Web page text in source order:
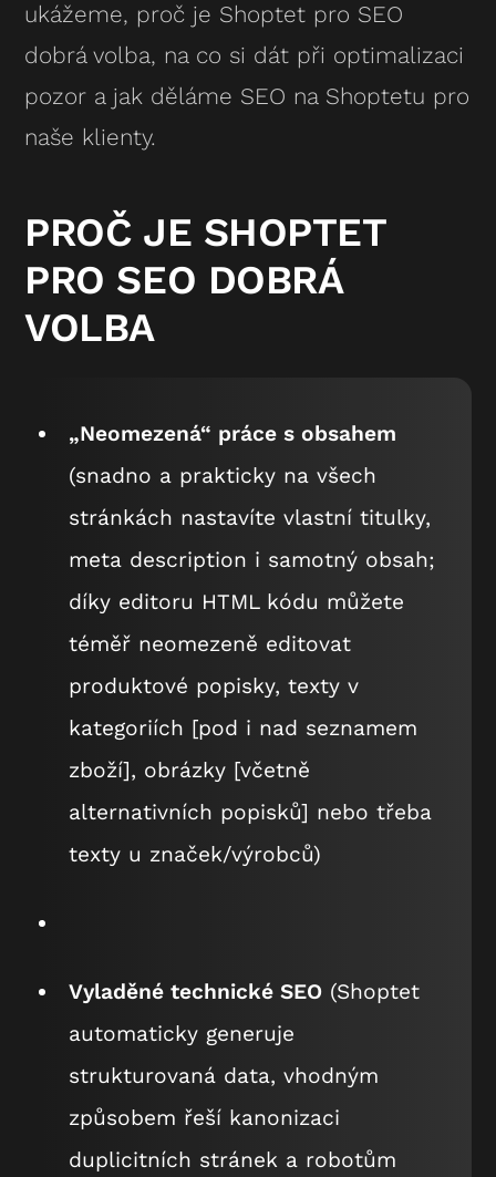
ukážeme, proč je Shoptet pro SEO
dobrá volba, na co si dát při optimalizaci
pozor a jak děláme SEO na Shoptetu pro
naše klienty.
PROČ JE SHOPTET
PRO SEO DOBRÁ
VOLBA
„Neomezená“ práce s obsahem
(snadno a prakticky na všech
stránkách nastavíte vlastní titulky,
meta description i samotný obsah;
díky editoru HTML kódu můžete
téměř neomezeně editovat
produktové popisky, texty v
kategoriích [pod i nad seznamem
zboží], obrázky [včetně
alternativních popisků] nebo třeba
texty u značek/výrobců)
Vyladěné technické SEO (Shoptet
automaticky generuje
strukturovaná data, vhodným
způsobem řeší kanonizaci
duplicitních stránek a robotům